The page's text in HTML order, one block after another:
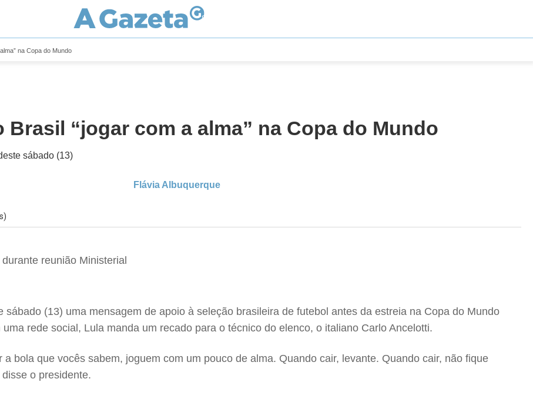
na Copa do Mundo
“jogar com a alma” na Copa do Mundo
sábado (13)
Flávia Albuquerque
(13) uma mensagem de apoio à seleção brasileira de futebol antes da estreia na Copa do Mundo
rede social, Lula manda um recado para o técnico do elenco, o italiano Carlo Ancelotti.
bola que vocês sabem, joguem com um pouco de alma. Quando cair, levante. Quando cair, não fique
o presidente.